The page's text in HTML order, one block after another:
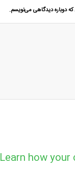
دوباره دیدگاهی می‌نویسم.
Learn how